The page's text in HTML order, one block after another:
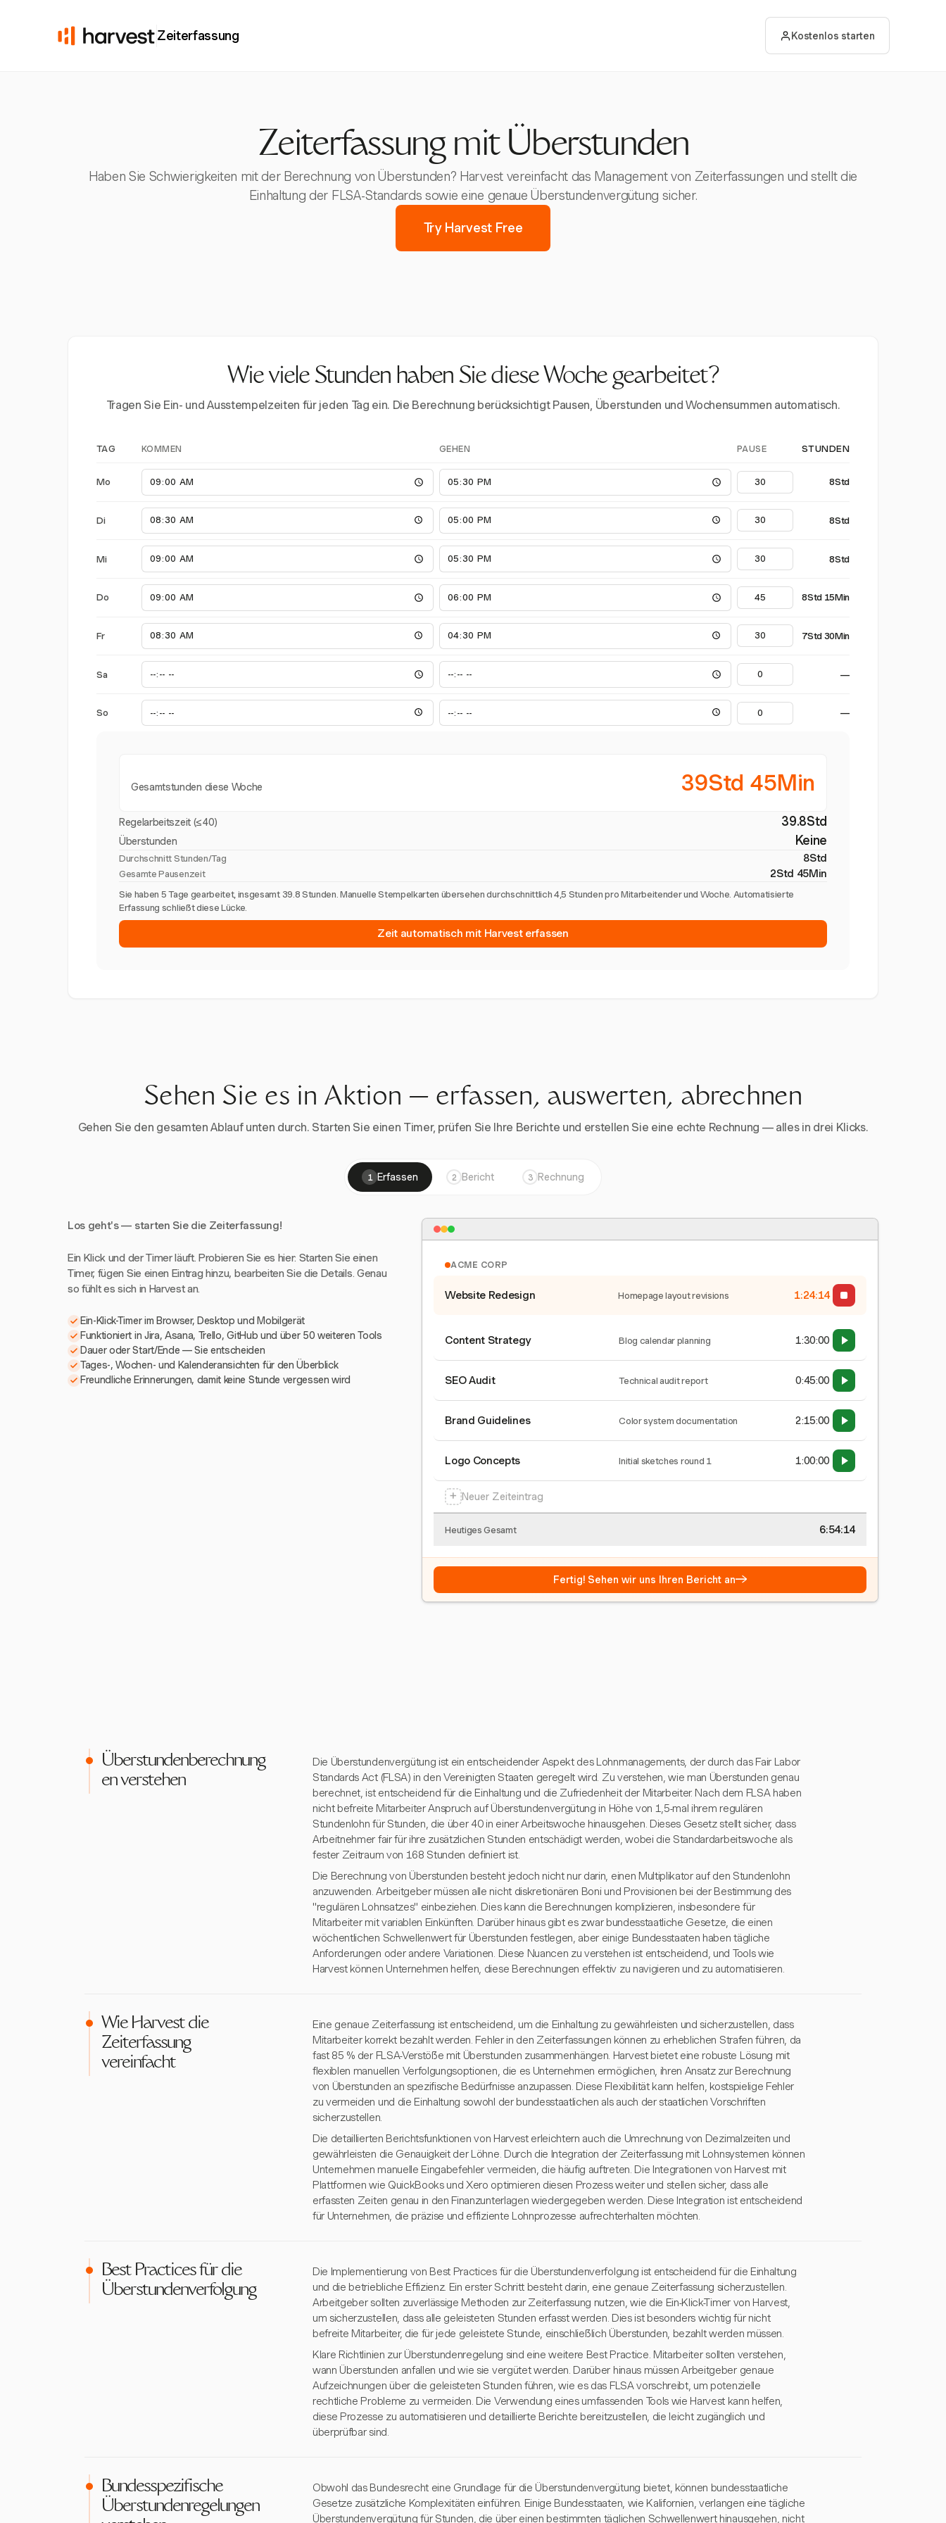
Zeiterfassung Kostenlos starten
Zeiterfassung mit Überstunden
Haben Sie Schwierigkeiten mit der Berechnung von Überstunden? Harvest vereinfacht das Management von Zeiterfassungen und stellt die
Einhaltung der FLSA-Standards sowie eine genaue Überstundenvergütung sicher.
Try Harvest Free
Wie viele Stunden haben Sie diese Woche gearbeitet?
Tragen Sie Ein- und Ausstempelzeiten für jeden Tag ein. Die Berechnung berücksichtigt Pausen, Überstunden und Wochensummen automatisch.
TAG KOMMEN GEHEN PAUSE STUNDEN
Mo 8Std
Di 8Std
Mi 8Std
Do 8Std 15Min
Fr 7Std 30Min
Sa —
So —
Gesamtstunden diese Woche 39Std 45Min
Regelarbeitszeit (≤40) 39.8Std
Überstunden Keine
Durchschnitt Stunden/Tag 8Std
Gesamte Pausenzeit 2Std 45Min
Sie haben 5 Tage gearbeitet, insgesamt 39.8 Stunden. Manuelle Stempelkarten übersehen durchschnittlich 4,5 Stunden pro Mitarbeitender und Woche. Automatisierte
Erfassung schließt diese Lücke.
Zeit automatisch mit Harvest erfassen
Sehen Sie es in Aktion — erfassen, auswerten, abrechnen
Gehen Sie den gesamten Ablauf unten durch. Starten Sie einen Timer, prüfen Sie Ihre Berichte und erstellen Sie eine echte Rechnung — alles in drei Klicks.
1 Erfassen 2 Bericht 3 Rechnung
Los geht's — starten Sie die Zeiterfassung!
Ein Klick und der Timer läuft. Probieren Sie es hier: Starten Sie einen
Timer, fügen Sie einen Eintrag hinzu, bearbeiten Sie die Details. Genau
so fühlt es sich in Harvest an.
Ein-Klick-Timer im Browser, Desktop und Mobilgerät
Funktioniert in Jira, Asana, Trello, GitHub und über 50 weiteren Tools
Dauer oder Start/Ende — Sie entscheiden
Tages-, Wochen- und Kalenderansichten für den Überblick
Freundliche Erinnerungen, damit keine Stunde vergessen wird
ACME CORP
Website Redesign Homepage layout revisions 1:24:15
Content Strategy Blog calendar planning 1:30:00
SEO Audit Technical audit report 0:45:00
Brand Guidelines Color system documentation 2:15:00
Logo Concepts Initial sketches round 1 1:00:00
+ Neuer Zeiteintrag
Heutiges Gesamt 6:54:15
Fertig! Sehen wir uns Ihren Bericht an→
Überstundenberechnung
en verstehen
Die Überstundenvergütung ist ein entscheidender Aspekt des Lohnmanagements, der durch das Fair Labor
Standards Act (FLSA) in den Vereinigten Staaten geregelt wird. Zu verstehen, wie man Überstunden genau
berechnet, ist entscheidend für die Einhaltung und die Zufriedenheit der Mitarbeiter. Nach dem FLSA haben
nicht befreite Mitarbeiter Anspruch auf Überstundenvergütung in Höhe von 1,5-mal ihrem regulären
Stundenlohn für Stunden, die über 40 in einer Arbeitswoche hinausgehen. Dieses Gesetz stellt sicher, dass
Arbeitnehmer fair für ihre zusätzlichen Stunden entschädigt werden, wobei die Standardarbeitswoche als
fester Zeitraum von 168 Stunden definiert ist.
Die Berechnung von Überstunden besteht jedoch nicht nur darin, einen Multiplikator auf den Stundenlohn
anzuwenden. Arbeitgeber müssen alle nicht diskretionären Boni und Provisionen bei der Bestimmung des
"regulären Lohnsatzes" einbeziehen. Dies kann die Berechnungen komplizieren, insbesondere für
Mitarbeiter mit variablen Einkünften. Darüber hinaus gibt es zwar bundesstaatliche Gesetze, die einen
wöchentlichen Schwellenwert für Überstunden festlegen, aber einige Bundesstaaten haben tägliche
Anforderungen oder andere Variationen. Diese Nuancen zu verstehen ist entscheidend, und Tools wie
Harvest können Unternehmen helfen, diese Berechnungen effektiv zu navigieren und zu automatisieren.
Wie Harvest die
Zeiterfassung
vereinfacht
Eine genaue Zeiterfassung ist entscheidend, um die Einhaltung zu gewährleisten und sicherzustellen, dass
Mitarbeiter korrekt bezahlt werden. Fehler in den Zeiterfassungen können zu erheblichen Strafen führen, da
fast 85 % der FLSA-Verstöße mit Überstunden zusammenhängen. Harvest bietet eine robuste Lösung mit
flexiblen manuellen Verfolgungsoptionen, die es Unternehmen ermöglichen, ihren Ansatz zur Berechnung
von Überstunden an spezifische Bedürfnisse anzupassen. Diese Flexibilität kann helfen, kostspielige Fehler
zu vermeiden und die Einhaltung sowohl der bundesstaatlichen als auch der staatlichen Vorschriften
sicherzustellen.
Die detaillierten Berichtsfunktionen von Harvest erleichtern auch die Umrechnung von Dezimalzeiten und
gewährleisten die Genauigkeit der Löhne. Durch die Integration der Zeiterfassung mit Lohnsystemen können
Unternehmen manuelle Eingabefehler vermeiden, die häufig auftreten. Die Integrationen von Harvest mit
Plattformen wie QuickBooks und Xero optimieren diesen Prozess weiter und stellen sicher, dass alle
erfassten Zeiten genau in den Finanzunterlagen wiedergegeben werden. Diese Integration ist entscheidend
für Unternehmen, die präzise und effiziente Lohnprozesse aufrechterhalten möchten.
Best Practices für die
Überstundenverfolgung
Die Implementierung von Best Practices für die Überstundenverfolgung ist entscheidend für die Einhaltung
und die betriebliche Effizienz. Ein erster Schritt besteht darin, eine genaue Zeiterfassung sicherzustellen.
Arbeitgeber sollten zuverlässige Methoden zur Zeiterfassung nutzen, wie die Ein-Klick-Timer von Harvest,
um sicherzustellen, dass alle geleisteten Stunden erfasst werden. Dies ist besonders wichtig für nicht
befreite Mitarbeiter, die für jede geleistete Stunde, einschließlich Überstunden, bezahlt werden müssen.
Klare Richtlinien zur Überstundenregelung sind eine weitere Best Practice. Mitarbeiter sollten verstehen,
wann Überstunden anfallen und wie sie vergütet werden. Darüber hinaus müssen Arbeitgeber genaue
Aufzeichnungen über die geleisteten Stunden führen, wie es das FLSA vorschreibt, um potenzielle
rechtliche Probleme zu vermeiden. Die Verwendung eines umfassenden Tools wie Harvest kann helfen,
diese Prozesse zu automatisieren und detaillierte Berichte bereitzustellen, die leicht zugänglich und
überprüfbar sind.
Bundesspezifische
Überstundenregelungen
Obwohl das Bundesrecht eine Grundlage für die Überstundenvergütung bietet, können bundesstaatliche
Gesetze zusätzliche Komplexitäten einführen. Einige Bundesstaaten, wie Kalifornien, verlangen eine tägliche
Überstundenvergütung für Stunden, die über einen bestimmten täglichen Schwellenwert hinausgehen, nicht